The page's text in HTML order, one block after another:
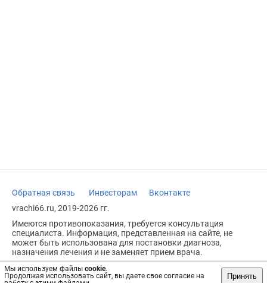
Мы используем файлы cookie.
Продолжая использовать сайт, вы даете свое согласие на
Принять
Обратная связь Инвесторам
Вконтакте
vrachi66.ru, 2019-2026 гг.
Имеются противопоказания, требуется консультация
специалиста. Информация, представленная на сайте, не
может быть использована для постановки диагноза,
назначения лечения и не заменяет прием врача.
Возрастное ограничение: 18+